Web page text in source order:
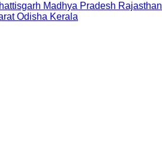
Madhya Pradesh Rajasthan
Odisha Kerala